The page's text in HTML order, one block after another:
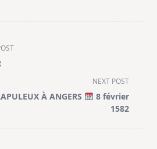
NEXT POST
À ANGERS
8 février
1582